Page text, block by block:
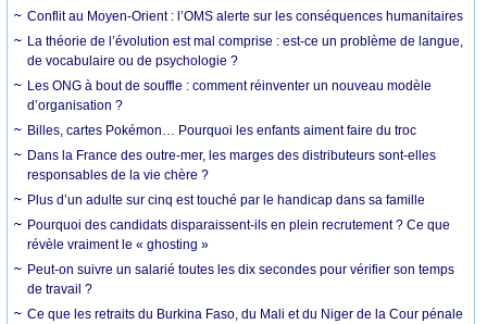
Conflit au Moyen-Orient : l’OMS alerte sur les conséquences humanitaires
La théorie de l’évolution est mal comprise : est-ce un problème de langue,
de vocabulaire ou de psychologie ?
Les ONG à bout de souffle : comment réinventer un nouveau modèle
d’organisation ?
Billes, cartes Pokémon… Pourquoi les enfants aiment faire du troc
Dans la France des outre-mer, les marges des distributeurs sont-elles
responsables de la vie chère ?
Plus d’un adulte sur cinq est touché par le handicap dans sa famille
Pourquoi des candidats disparaissent-ils en plein recrutement ? Ce que
révèle vraiment le « ghosting »
Peut-on suivre un salarié toutes les dix secondes pour vérifier son temps
de travail ?
Ce que les retraits du Burkina Faso, du Mali et du Niger de la Cour pénale